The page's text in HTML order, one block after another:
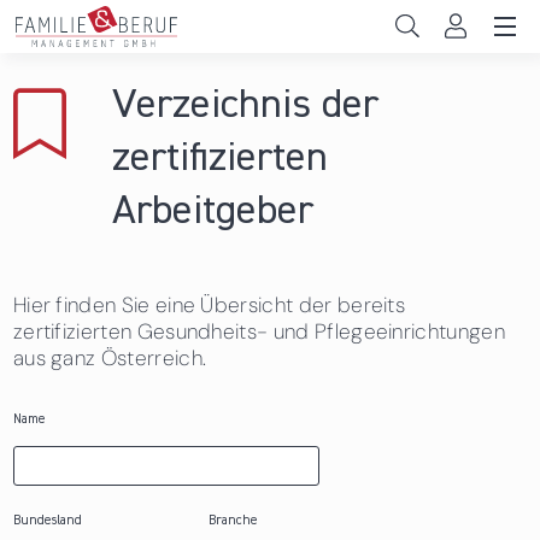
Direkt zum Inhalt
Gemeinden
Das sind wir
News & Events
Verzeichnis der
zertifizierten
Arbeitgeber
Hier finden Sie eine Übersicht der bereits
zertifizierten Gesundheits- und Pflegeeinrichtungen
aus ganz Österreich.
Name
Bundesland Branche